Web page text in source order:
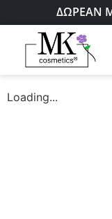
ΔΩΡΕΑΝ
Loading...